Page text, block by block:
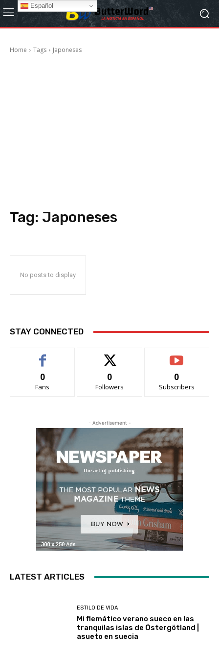
Home Tags Japoneses
Tag: Japoneses
No posts to display
STAY CONNECTED
0
Fans
0
Followers
0
Subscribers
- Advertisement -
LATEST ARTICLES
ESTILO DE VIDA
Mi flemático verano sueco en las
tranquilas islas de Östergötland |
asueto en suecia
Español